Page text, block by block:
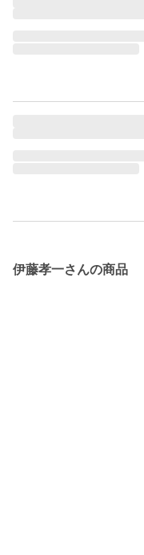
伊藤孝一さんの商品